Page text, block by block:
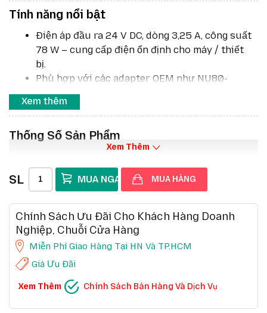
Tính năng nổi bật
Điện áp đầu ra 24 V DC, dòng 3,25 A, công suất
78 W – cung cấp điện ổn định cho máy / thiết
bị.
Phù hợp với các adapter OEM như NU80-
4240325-l1, PWRS-14000-260R Rev.A.
Khoảng điện áp đầu vào rộng: 100-240 V AC,
Thiết kế chống quá áp, bảo vệ ngắn mạch và
phòng chính hãng Zebra.
Xem thêm
Thống Số Sản Phẩm
Xem Thêm
SL MUA HÀNG
Chính Sách Ưu Đãi Cho Khách Hàng Doanh
Nghiệp, Chuỗi Cửa Hàng
Miễn Phí Giao Hàng Tại HN Và TP.HCM
Giá Ưu Đãi
CHÍNH SÁCH BÁN HÀNG VÀ DỊCH VỤ
Ưu đãi chuỗi cửa hàng, siêu thị
Ưu đãi khách hàng doanh nghiệp cả FDI Chi tiết
Xem Thêm Chính Sách Bán Hàng Và Dịch Vụ